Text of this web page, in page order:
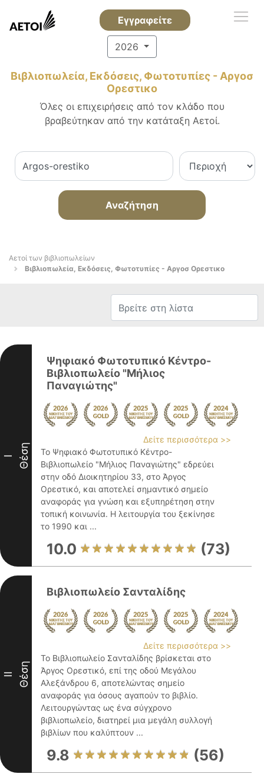
Εγγραφείτε
2026
Βιβλιοπωλεία, Εκδόσεις, Φωτοτυπίες - Αργοσ
Ορεστικο
Όλες οι επιχειρήσεις από τον κλάδο που
βραβεύτηκαν από την κατάταξη Αετοί.
Αναζήτηση
Αετοί των βιβλιοπωλείων
Βιβλιοπωλεία, Εκδόσεις, Φωτοτυπίες - Αργοσ Ορεστικο
I Θέση
Ψηφιακό Φωτοτυπικό Κέντρο-
Βιβλιοπωλείο "Μήλιος
Παναγιώτης"
Δείτε περισσότερα >>
Το Ψηφιακό Φωτοτυπικό Κέντρο-
Βιβλιοπωλείο "Μήλιος Παναγιώτης" εδρεύει
στην οδό Διοικητηρίου 33, στο Άργος
Ορεστικό, και αποτελεί σημαντικό σημείο
αναφοράς για γνώση και εξυπηρέτηση στην
τοπική κοινωνία. Η λειτουργία του ξεκίνησε
το 1990 και ...
10.0 (73)
II Θέση
Βιβλιοπωλείο Σανταλίδης
Δείτε περισσότερα >>
Το Βιβλιοπωλείο Σανταλίδης βρίσκεται στο
Άργος Ορεστικό, επί της οδού Μεγάλου
Αλεξάνδρου 6, αποτελώντας σημείο
αναφοράς για όσους αγαπούν το βιβλίο.
Λειτουργώντας ως ένα σύγχρονο
βιβλιοπωλείο, διατηρεί μια μεγάλη συλλογή
βιβλίων που καλύπτουν ...
9.8 (56)